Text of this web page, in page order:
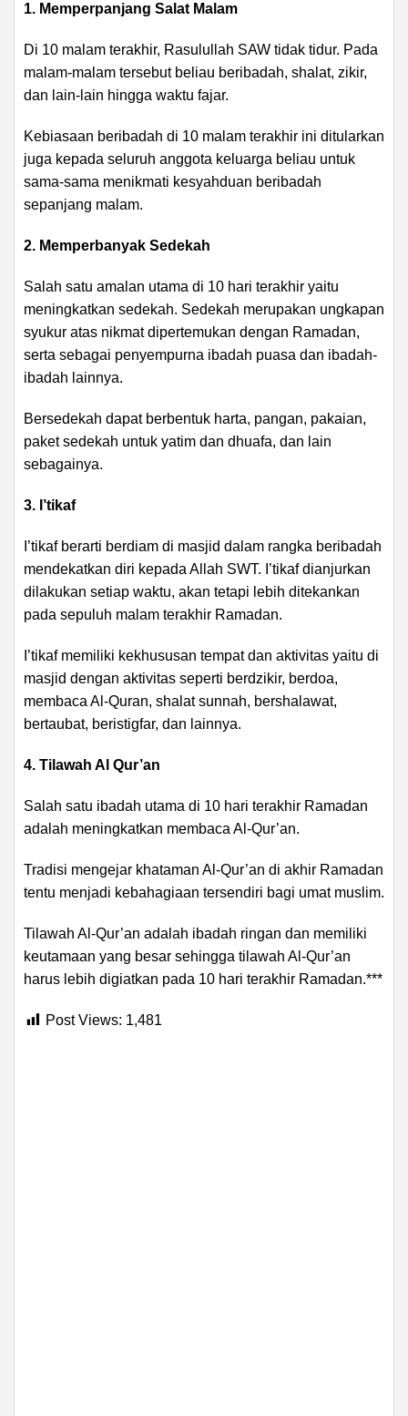
1. Memperpanjang Salat Malam
Di 10 malam terakhir, Rasulullah SAW tidak tidur. Pada
malam-malam tersebut beliau beribadah, shalat, zikir,
dan lain-lain hingga waktu fajar.
Kebiasaan beribadah di 10 malam terakhir ini ditularkan
juga kepada seluruh anggota keluarga beliau untuk
sama-sama menikmati kesyahduan beribadah
sepanjang malam.
2. Memperbanyak Sedekah
Salah satu amalan utama di 10 hari terakhir yaitu
meningkatkan sedekah. Sedekah merupakan ungkapan
syukur atas nikmat dipertemukan dengan Ramadan,
serta sebagai penyempurna ibadah puasa dan ibadah-
ibadah lainnya.
Bersedekah dapat berbentuk harta, pangan, pakaian,
paket sedekah untuk yatim dan dhuafa, dan lain
sebagainya.
3. I’tikaf
I’tikaf berarti berdiam di masjid dalam rangka beribadah
mendekatkan diri kepada Allah SWT. I’tikaf dianjurkan
dilakukan setiap waktu, akan tetapi lebih ditekankan
pada sepuluh malam terakhir Ramadan.
I’tikaf memiliki kekhususan tempat dan aktivitas yaitu di
masjid dengan aktivitas seperti berdzikir, berdoa,
membaca Al-Quran, shalat sunnah, bershalawat,
bertaubat, beristigfar, dan lainnya.
4. Tilawah Al Qur’an
Salah satu ibadah utama di 10 hari terakhir Ramadan
adalah meningkatkan membaca Al-Qur’an.
Tradisi mengejar khataman Al-Qur’an di akhir Ramadan
tentu menjadi kebahagiaan tersendiri bagi umat muslim.
Tilawah Al-Qur’an adalah ibadah ringan dan memiliki
keutamaan yang besar sehingga tilawah Al-Qur’an
harus lebih digiatkan pada 10 hari terakhir Ramadan.***
Post Views: 1,481